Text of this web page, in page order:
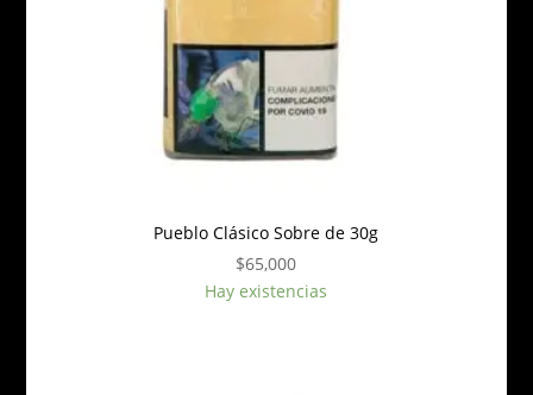
Pueblo Clásico Sobre de 30g
$65,000
Hay existencias